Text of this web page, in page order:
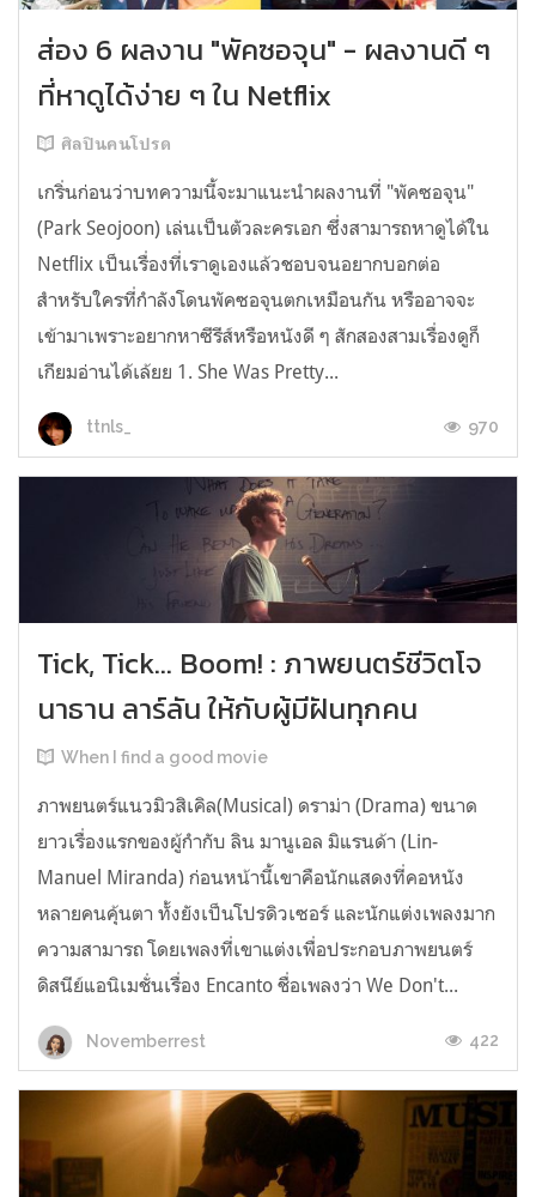
ส่อง 6 ผลงาน "พัคซอจุน" - ผลงานดี ๆ
ที่หาดูได้ง่าย ๆ ใน Netflix
ศิลปินคนโปรด
เกริ่นก่อนว่าบทความนี้จะมาแนะนำผลงานที่ "พัคซอจุน"
(Park Seojoon) เล่นเป็นตัวละครเอก ซึ่งสามารถหาดูได้ใน
Netflix เป็นเรื่องที่เราดูเองแล้วชอบจนอยากบอกต่อ
สำหรับใครที่กำลังโดนพัคซอจุนตกเหมือนกัน หรืออาจจะ
เข้ามาเพราะอยากหาซีรีส์หรือหนังดี ๆ สักสองสามเรื่องดูก็
เกียมอ่านได้เล้ยย 1. She Was Pretty...
ttnls_ 970
Tick, Tick... Boom! : ภาพยนตร์ชีวิตโจ
นาธาน ลาร์ลัน ให้กับผู้มีฝันทุกคน
When I find a good movie
ภาพยนตร์แนวมิวสิเคิล(Musical) ดราม่า (Drama) ขนาด
ยาวเรื่องแรกของผู้กำกับ ลิน มานูเอล มิแรนด้า (Lin-
Manuel Miranda) ก่อนหน้านี้เขาคือนักแสดงที่คอหนัง
หลายคนคุ้นตา ทั้งยังเป็นโปรดิวเซอร์ และนักแต่งเพลงมาก
ความสามารถ โดยเพลงที่เขาแต่งเพื่อประกอบภาพยนตร์
ดิสนีย์แอนิเมชั่นเรื่อง Encanto ชื่อเพลงว่า We Don't...
Novemberrest 422